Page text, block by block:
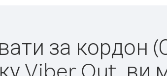
за кордон
Viber Out, ви